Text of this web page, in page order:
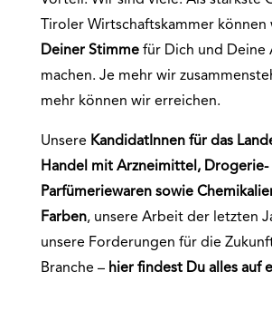
Tiroler Wirtschaftskammer können
Deiner Stimme für Dich und Deine
machen. Je mehr wir
mehr können wir erreichen.
Unsere KandidatInnen für das
Handel mit Arzneimittel, Drogerie-
Parfümeriewaren sowie
Farben, unsere Arbeit der letzten
unsere Forderungen für die
Branche – hier findest Du alles auf